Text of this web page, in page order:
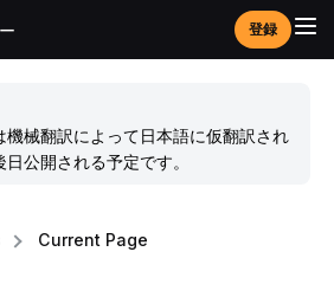
登録
機械翻訳によって日本語に仮翻訳され
公開される予定です。
Current Page